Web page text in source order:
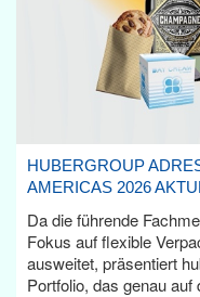
HUBERGROUP
AMERICAS 2026
Da die führende
Fokus auf flexible
ausweitet, präsentiert
Portfolio, das genau